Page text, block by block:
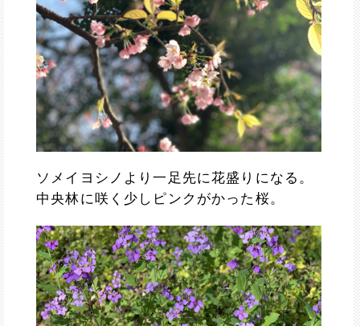
ソメイヨシノより一足先に花盛りになる。
中央林に咲く少しピンクがかった桜。